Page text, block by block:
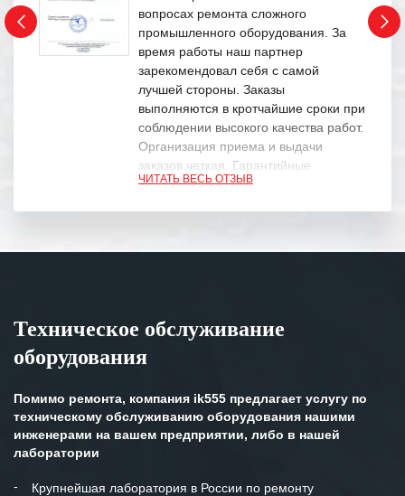
вопросах ремонта сложного
промышленного оборудования. За
время работы наш партнер
зарекомендовал себя с самой
лучшей стороны. Заказы
выполняются в кротчайшие сроки при
соблюдении высокого качества работ.
Организация приема и выдачи
заказов четкая. Гарантийные
обязательства выполняются в
Особенно хочется отметить высокую
клиентоориентированность
готовность помочь в самых сложных
и доверительные партнерские
ЧИТАТЬ ВЕСЬ ОТЗЫВ
Техническое обслуживание
оборудования
Помимо ремонта, компания ik555 предлагает услугу по
техническому обслуживанию оборудования нашими
инженерами на вашем предприятии, либо в нашей
лаборатории
Крупнейшая лаборатория в России по ремонту